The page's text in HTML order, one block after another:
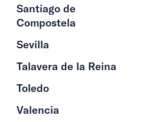
Santiago de
Compostela
Sevilla
Talavera de la Reina
Toledo
Valencia